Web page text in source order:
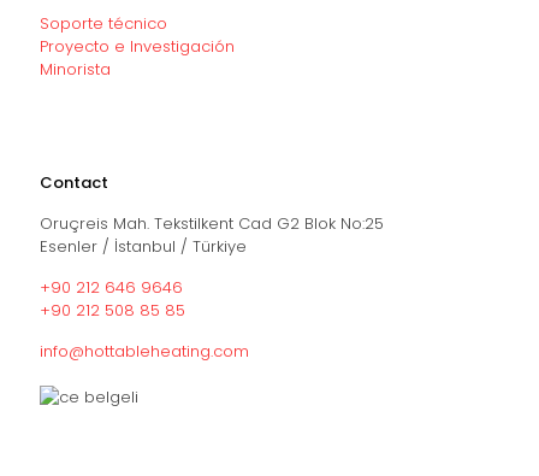
Soporte técnico
Proyecto e Investigación
Minorista
Contact
Oruçreis Mah. Tekstilkent Cad G2 Blok No:25
Esenler / İstanbul / Türkiye
+90 212 646 9646
+90 212 508 85 85
info@hottableheating.com